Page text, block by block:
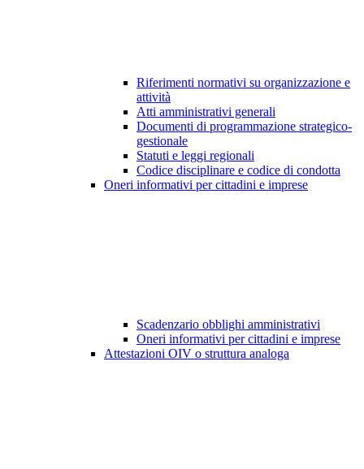
Riferimenti normativi su organizzazione e
attività
Atti amministrativi generali
Documenti di programmazione strategico-
gestionale
Statuti e leggi regionali
Codice disciplinare e codice di condotta
Oneri informativi per cittadini e imprese
Scadenzario obblighi amministrativi
Oneri informativi per cittadini e imprese
Attestazioni OIV o struttura analoga